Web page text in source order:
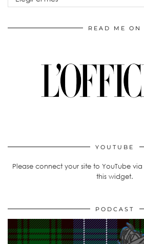
READ ME ON
YOUTUBE
Please connect your site to YouTube via
this widget.
PODCAST